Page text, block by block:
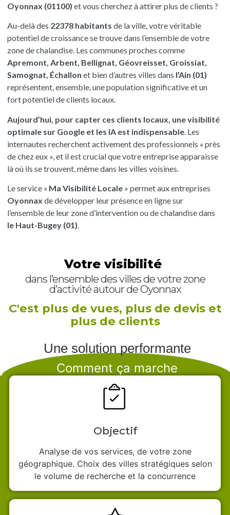
Oyonnax (01100) et vous cherchez à attirer plus de clients ?
Au-delà des 22378 habitants de la ville, votre véritable
potentiel de croissance se trouve dans l’ensemble de votre
zone de chalandise. Les communes proches comme
Apremont, Arbent, Bellignat, Géovreisset, Groissiat,
Samognat, Échallon et bien d’autres villes dans l’Ain (01)
représentent, ensemble, une population significative et un
fort potentiel de clients locaux.
Aujourd’hui, pour capter ces clients locaux, une visibilité
optimale sur Google et les IA est indispensable. Les
internautes recherchent activement des professionnels « près
de chez eux », et il est crucial que votre entreprise apparaisse
là où ils se trouvent, même dans les villes voisines.
Le service « Ma Visibilité Locale» permet aux entreprises
Oyonnax de développer leur présence en ligne sur
l’ensemble de leur zone d’intervention ou de chalandise dans
le Haut-Bugey (01).
Votre visibilité
dans l’ensemble des villes de votre zone
d’activité autour de Oyonnax
C'est plus de vues, plus de devis et
plus de clients
Une solution performante
Comment ça marche
Objectif
Analyse de vos services, de votre zone
géographique. Choix des villes stratégiques selon
le volume de recherche et la concurrence